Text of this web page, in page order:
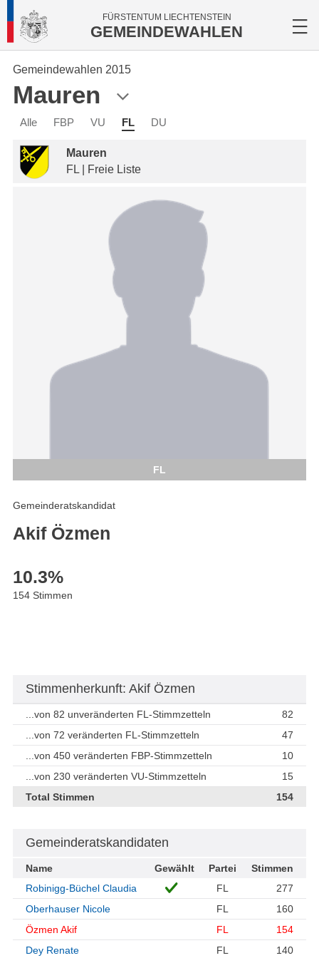
FÜRSTENTUM LIECHTENSTEIN
GEMEINDEWAHLEN
Gemeindewahlen 2015
Mauren
Alle FBP VU FL DU
Mauren
FL | Freie Liste
FL
Gemeinderatskandidat
Akif Özmen
10.3%
154 Stimmen
Stimmenherkunft: Akif Özmen
...von 82 unveränderten FL-Stimmzetteln
82
...von 72 veränderten FL-Stimmzetteln
47
...von 450 veränderten FBP-Stimmzetteln
10
...von 230 veränderten VU-Stimmzetteln
15
Total Stimmen
154
Gemeinderatskandidaten
Name Gewählt Partei
Stimmen
Robinigg-Büchel Claudia
FL
277
Oberhauser Nicole
FL
160
Özmen Akif
FL
154
Dey Renate
FL 140